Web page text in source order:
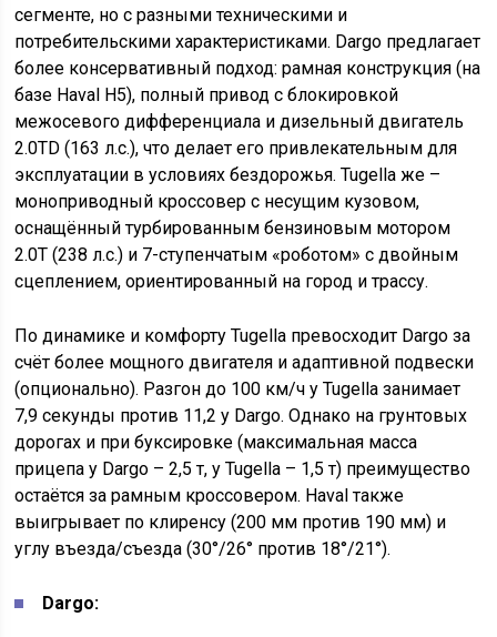
сегменте, но с разными техническими и
потребительскими характеристиками. Dargo предлагает
более консервативный подход: рамная конструкция (на
базе Haval H5), полный привод с блокировкой
межосевого дифференциала и дизельный двигатель
2.0TD (163 л.с.), что делает его привлекательным для
эксплуатации в условиях бездорожья. Tugella же –
моноприводный кроссовер с несущим кузовом,
оснащённый турбированным бензиновым мотором
2.0T (238 л.с.) и 7-ступенчатым «роботом» с двойным
сцеплением, ориентированный на город и трассу.
По динамике и комфорту Tugella превосходит Dargo за
счёт более мощного двигателя и адаптивной подвески
(опционально). Разгон до 100 км/ч у Tugella занимает
7,9 секунды против 11,2 у Dargo. Однако на грунтовых
дорогах и при буксировке (максимальная масса
прицепа у Dargo – 2,5 т, у Tugella – 1,5 т) преимущество
остаётся за рамным кроссовером. Haval также
выигрывает по клиренсу (200 мм против 190 мм) и
углу въезда/съезда (30°/26° против 18°/21°).
Dargo: